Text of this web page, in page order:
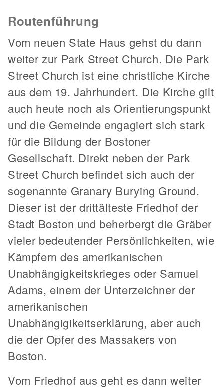
Routenführung
Vom neuen State Haus gehst du dann
weiter zur Park Street Church. Die Park
Street Church ist eine christliche Kirche
aus dem 19. Jahrhundert. Die Kirche gilt
auch heute noch als Orientierungspunkt
und die Gemeinde engagiert sich stark
für die Bildung der Bostoner
Gesellschaft. Direkt neben der Park
Street Church befindet sich auch der
sogenannte Granary Burying Ground.
Dieser ist der drittälteste Friedhof der
Stadt Boston und beherbergt die Gräber
vieler bedeutender Persönlichkeiten, wie
Kämpfern des amerikanischen
Unabhängigkeitskrieges oder Samuel
Adams, einem der Unterzeichner der
amerikanischen
Unabhängigikeitserklärung, aber auch
die der Opfer des Massakers von
Boston.
Vom Friedhof aus geht es dann weiter